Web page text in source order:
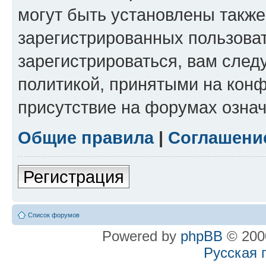
могут быть установлены
зарегистрированных
зарегистрироваться, вам
политикой, принятыми на
присутствие на форумах
Общие правила|
Регистрация
Список форумов
Powered by phpBB ©
Русская